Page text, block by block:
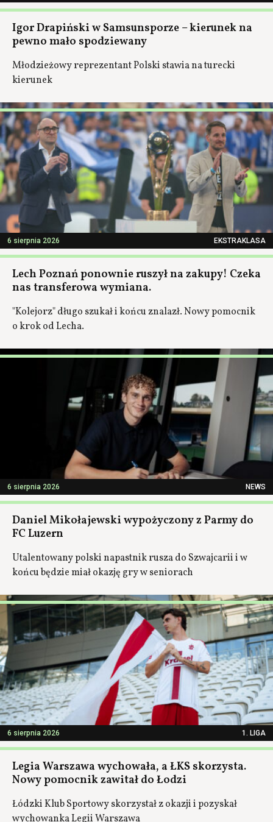
Igor Drapiński w Samsunsporze – kierunek na
pewno mało spodziewany
Młodzieżowy reprezentant Polski stawia na turecki
kierunek
6 sierpnia 2026 EKSTRAKLASA
Lech Poznań ponownie ruszył na zakupy! Czeka
nas transferowa wymiana.
"Kolejorz" długo szukał i końcu znalazł. Nowy pomocnik
o krok od Lecha.
6 sierpnia 2026 NEWS
Daniel Mikołajewski wypożyczony z Parmy do
FC Luzern
Utalentowany polski napastnik rusza do Szwajcarii i w
końcu będzie miał okazję gry w seniorach
6 sierpnia 2026 1. LIGA
Legia Warszawa wychowała, a ŁKS skorzysta.
Nowy pomocnik zawitał do Łodzi
Łódzki Klub Sportowy skorzystał z okazji i pozyskał
wychowanka Legii Warszawa